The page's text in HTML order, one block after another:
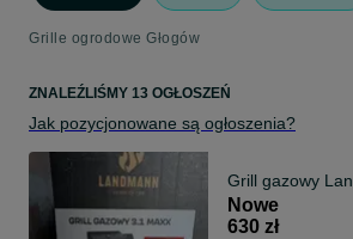
Grille ogrodowe Głogów
ZNALEŹLIŚMY 13 OGŁOSZEŃ
Jak pozycjonowane są ogłoszenia?
Grill gazowy
Nowe
630 zł